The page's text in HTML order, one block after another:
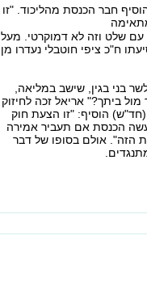
חבר הכנסת מהליכוד. "זו
שלט וזה לא דמוקרטי. מעל
ח"כ ציפי חוטבלי נעדרו מן
בני בגין, שישב במליאה,
ביתך?" אריאל זכה לחיזוק
הוסיף: "זו הצעת חוק
הכנסת אם תעביר אמירה
הזה". אולם בסופו של דבר